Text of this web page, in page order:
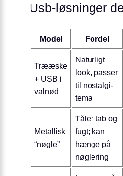
Usb-løsninger
Model Fordel
Trææske
+ USB i
valnød
Naturligt
look, passer
til nostalgi-
tema
Metallisk
“nøgle”
Tåler tab og
fugt; kan
hænge på
nøglering